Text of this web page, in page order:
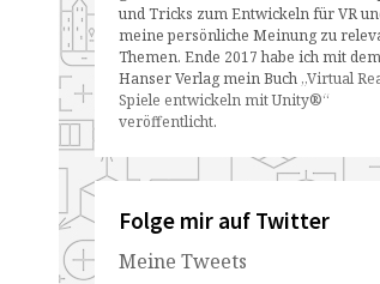
und Tricks zum Entwickeln für VR
meine persönliche Meinung zu
Themen. Ende 2017 habe ich mit dem
Hanser Verlag mein Buch „Virtual
Spiele entwickeln mit Unity®“
veröffentlicht.
Folge mir auf Twitter
Meine Tweets